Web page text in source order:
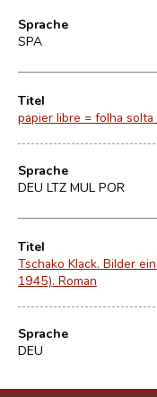
Sprache
SPA
Titel
papier libre = folha solta
Sprache
DEU LTZ MUL POR
Titel
Tschako Klack. Bilder
1945). Roman
Sprache
DEU